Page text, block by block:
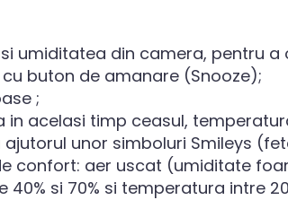
umiditatea din camera, pentru a
buton de amanare (Snooze);
;
in acelasi timp ceasul,
unor simboluri Smileys
confort: aer uscat (umiditate
si 70% si temperatura intre